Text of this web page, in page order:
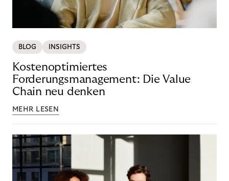
BLOG INSIGHTS
Kostenoptimiertes
Forderungsmanagement: Die Value
Chain neu denken
MEHR LESEN